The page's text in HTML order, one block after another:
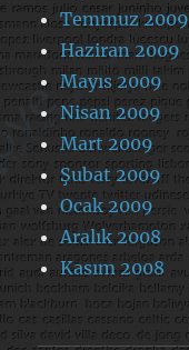
Temmuz 2009
Haziran 2009
Mayıs 2009
Nisan 2009
Mart 2009
Şubat 2009
Ocak 2009
Aralık 2008
Kasım 2008